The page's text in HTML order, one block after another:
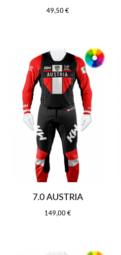
49,50 €
7.0 AUSTRIA
149,00 €